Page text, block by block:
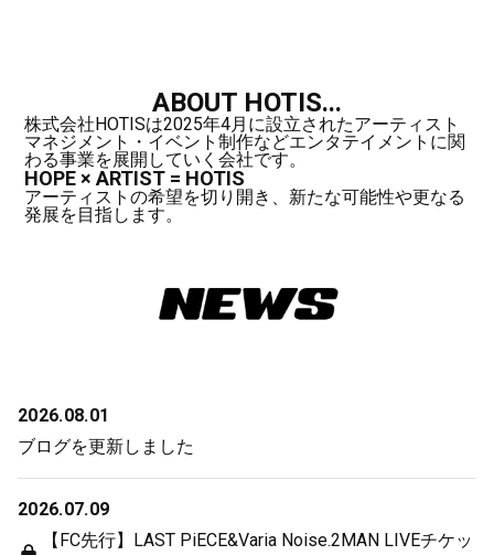
ABOUT HOTIS...
株式会社HOTISは2025年4月に設立されたアーティスト
マネジメント・イベント制作などエンタテイメントに関
わる事業を展開していく会社です。
HOPE × ARTIST = HOTIS
アーティストの希望を切り開き、新たな可能性や更なる
発展を目指します。
2026.08.01
ブログを更新しました
2026.07.09
【FC先行】LAST PiECE&Varia Noise.2MAN LIVEチケッ